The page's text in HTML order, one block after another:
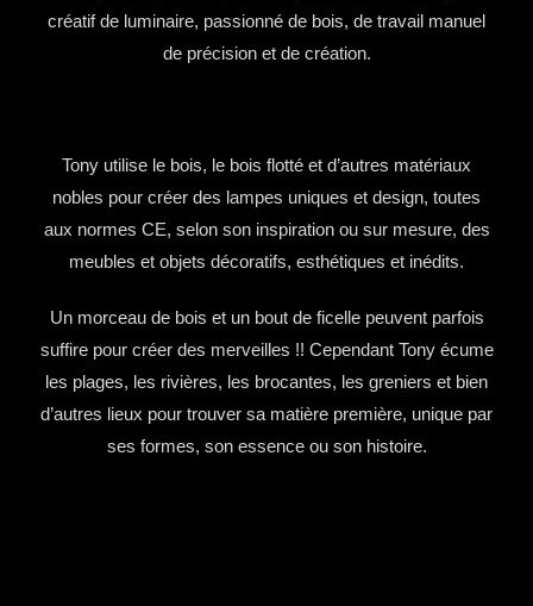
créatif de luminaire, passionné de bois, de travail manuel
de précision et de création.
Tony utilise le bois, le bois flotté et d’autres matériaux
nobles pour créer des lampes uniques et design, toutes
aux normes CE, selon son inspiration ou sur mesure, des
meubles et objets décoratifs, esthétiques et inédits.
Un morceau de bois et un bout de ficelle peuvent parfois
suffire pour créer des merveilles !! Cependant Tony écume
les plages, les rivières, les brocantes, les greniers et bien
d’autres lieux pour trouver sa matière première, unique par
ses formes, son essence ou son histoire.